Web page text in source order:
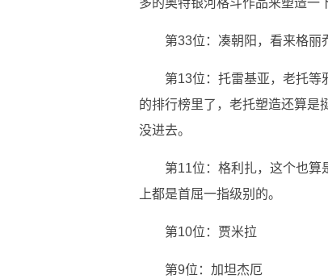
多的奥特银河格斗作品来塑造一
第33位：凑朝阳，看来格丽
第13位：托雷基亚，老托等
的排行榜里了，老托塑造还算是
没进去。
第11位：格利扎，这个也算
上都是首屈一指级别的。
第10位：贾米拉
第9位：加坦杰厄